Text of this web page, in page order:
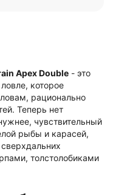
Apex Double - это
которое
рационально
Теперь нет
чувствительный
рыбы и карасей,
толстолобиками